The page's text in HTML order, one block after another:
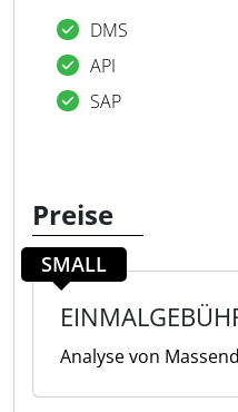
DMS
API
SAP
Preise
SMALL
Analyse von